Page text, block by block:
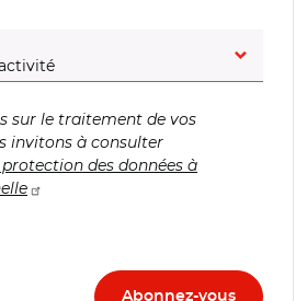
sur le traitement de vos
invitons à consulter
des données à